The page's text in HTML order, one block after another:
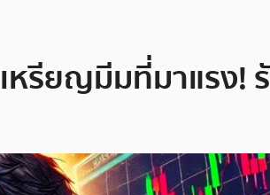
หรียญมีมที่มาแรง!